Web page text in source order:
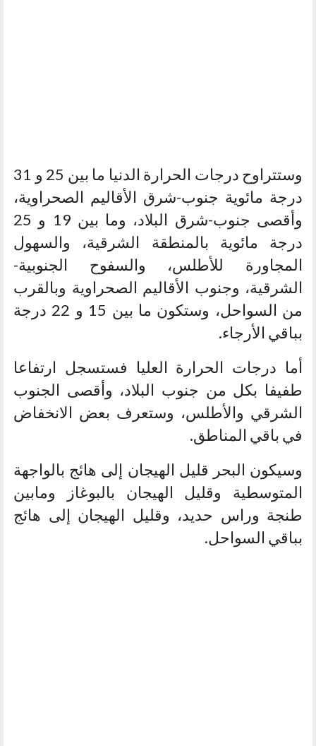
وستتراوح درجات الحرارة الدنيا ما بين 25 و 31
درجة مائوية جنوب-شرق الأقاليم الصحراوية،
وأقصى جنوب-شرق البلاد، وما بين 19 و 25
درجة مائوية بالمنطقة الشرقية، والسهول
المجاورة للأطلس، والسفوح الجنوبية-
الشرقية، وجنوب الأقاليم الصحراوية وبالقرب
من السواحل، وستكون ما بين 15 و 22 درجة
بباقي الأرجاء.
أما درجات الحرارة العليا فستسجل ارتفاعا
طفيفا بكل من جنوب البلاد، وأقصى الجنوب
الشرقي والأطلس، وستعرف بعض الانخفاض
في باقي المناطق.
وسيكون البحر قليل الهيجان إلى هائج بالواجهة
المتوسطية وقليل الهيجان بالبوغاز ومابين
طنجة وراس حديد، وقليل الهيجان إلى هائج
بباقي السواحل.